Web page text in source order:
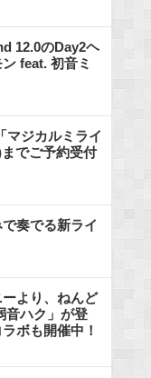
12.0のDay2ヘ
feat. 初音ミ
マジカルミライ
でご予約受付
奏でる新ライ
より、ねんど
音ハク」が登
ボも開催中！